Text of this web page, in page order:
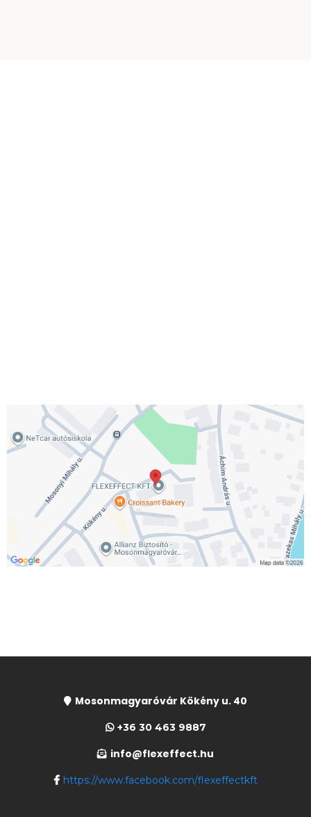
Mosonmagyaróvár Kökény u. 40
+36 30 463 9887
info@flexeffect.hu
https://www.facebook.com/flexeffectkft